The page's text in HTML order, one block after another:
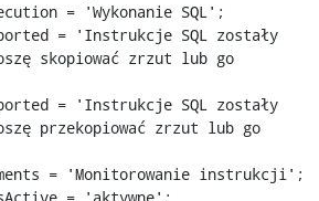
= 'Instrukcje SQL zostały
skopiować zrzut lub go
= 'Instrukcje SQL zostały
przekopiować zrzut lub go